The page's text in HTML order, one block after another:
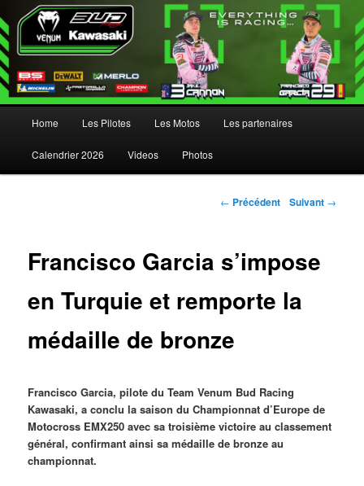
Aller au contenu principal
Aller au contenu secondaire
Home Les Pilotes Les Motos Les partenaires
Calendrier 2026 Videos Photos
Navigation des articles
← Précédent Suivant →
Francisco Garcia s’impose
en Turquie et remporte la
médaille de bronze
Francisco Garcia, pilote du Team Venum Bud Racing
Kawasaki, a conclu la saison du Championnat d’Europe de
Motocross EMX250 avec sa troisième victoire au classement
général, confirmant ainsi sa médaille de bronze au
championnat.